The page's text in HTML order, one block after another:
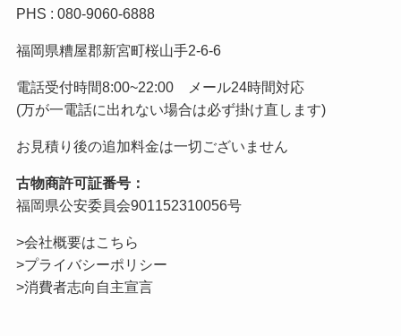
PHS : 080-9060-6888
福岡県糟屋郡新宮町桜山手2-6-6
電話受付時間8:00~22:00 メール24時間対応
(万が一電話に出れない場合は必ず掛け直します)
お見積り後の追加料金は一切ございません
古物商許可証番号：
福岡県公安委員会901152310056号
>会社概要はこちら
>プライバシーポリシー
>消費者志向自主宣言